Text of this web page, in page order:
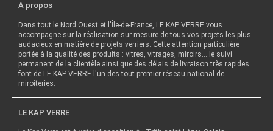
A propos
Dans tout le Nord Ouest et l'Île-de-France, LE KAP VERRE vous
accompagne sur la réalisation sur-mesure de tous vos projets les plus
audacieux en matière de projets verriers. Cette attention particulière
portée à la qualité des produits : vitres, vitrages, miroirs… le suivi
permanent de la clientèle ainsi que des délais de livraison très rapides
font de LE KAP VERRE l'un des tout premier réseau national de
miroiteries.
LE KAP VERRE